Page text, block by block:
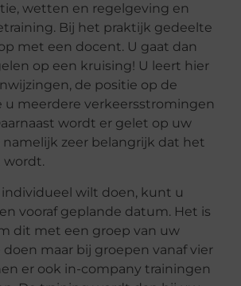
wetten en regelgeving en
Bij het praktijk gedeelte
met een docent. U gaat dan
op een kruising! U leert hier
de positie op de
u meerdere verkeersstromingen
wordt er gelet op uw
namelijk zeer belangrijk dat het
wordt.
individueel wilt doen, kunt u
vooraf geplande datum. Het is
dit met een groep van uw
maar bij groepen vanaf vier
er ook in-company trainingen